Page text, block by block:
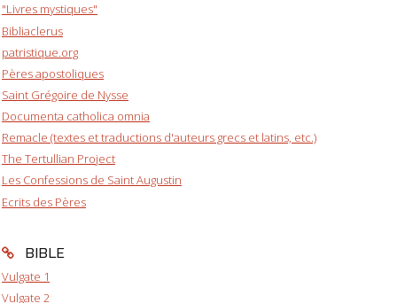
"Livres mystiques"
Bibliaclerus
patristique.org
Pères apostoliques
Saint Grégoire de Nysse
Documenta catholica omnia
Remacle (textes et traductions d'auteurs grecs et latins, etc.)
The Tertullian Project
Les Confessions de Saint Augustin
Ecrits des Pères
BIBLE
Vulgate 1
Vulgate 2